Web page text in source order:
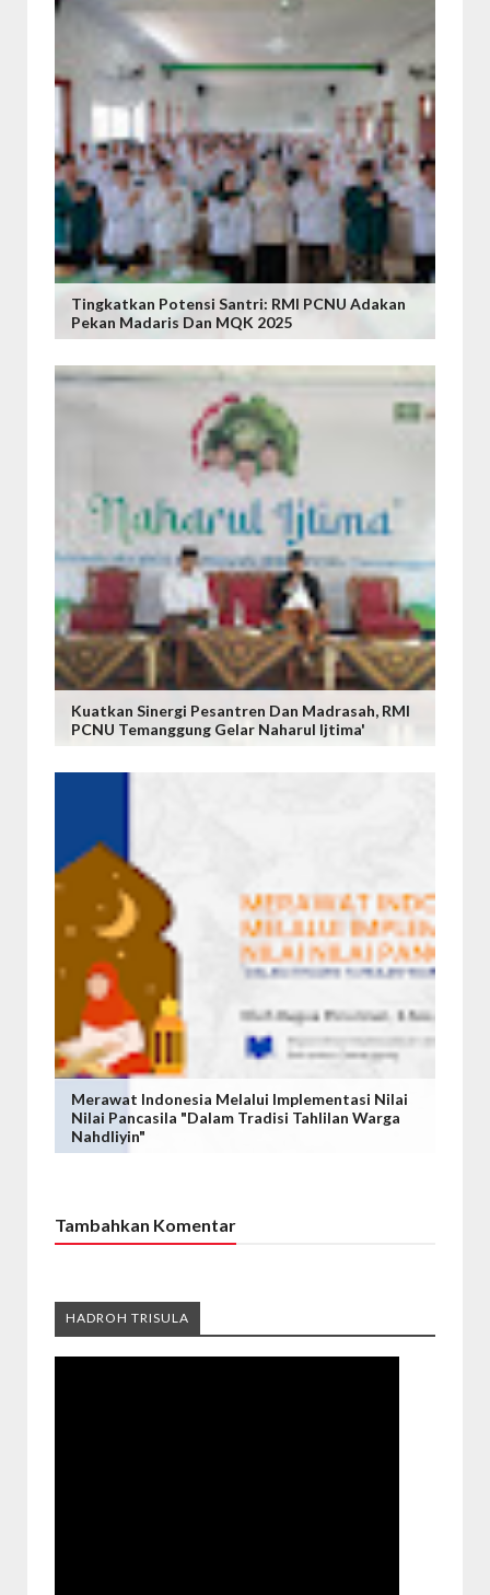
Tingkatkan Potensi Santri: RMI PCNU Adakan
Pekan Madaris Dan MQK 2025
Kuatkan Sinergi Pesantren Dan Madrasah, RMI
PCNU Temanggung Gelar Naharul Ijtima'
Merawat Indonesia Melalui Implementasi Nilai
Nilai Pancasila "Dalam Tradisi Tahlilan Warga
Nahdliyin"
Tambahkan Komentar
HADROH TRISULA